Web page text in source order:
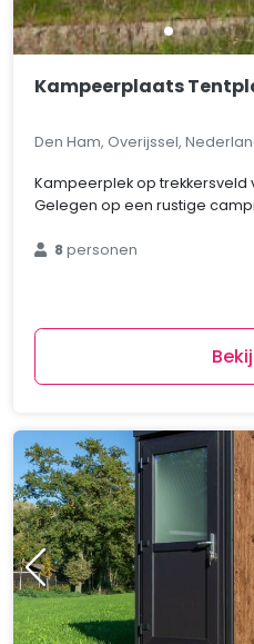
Kampeerplaats
Den Ham, Overijssel,
Kampeerplek op
Gelegen op een rustige
8personen